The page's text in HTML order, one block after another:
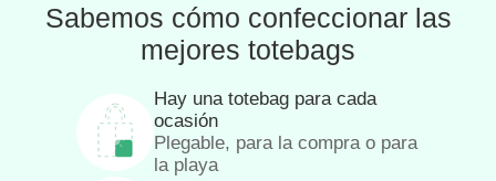
Sabemos cómo confeccionar las
mejores totebags
Hay una totebag para cada
ocasión
Plegable, para la compra o para
la playa